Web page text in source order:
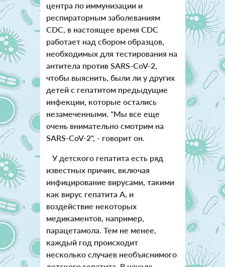
центра по иммунизации и
респираторным заболеваниям
CDC, в настоящее время CDC
работает над сбором образцов,
необходимых для тестирования на
антитела против SARS-CoV-2,
чтобы выяснить, были ли у других
детей с гепатитом предыдущие
инфекции, которые остались
незамеченными. "Мы все еще
очень внимательно смотрим на
SARS-CoV-2", - говорит он.
У детского гепатита есть ряд
известных причин, включая
инфицирование вирусами, такими
как вирус гепатита А, и
воздействие некоторых
медикаментов, например,
парацетамола. Тем не менее,
каждый год происходит
несколько случаев необъяснимого